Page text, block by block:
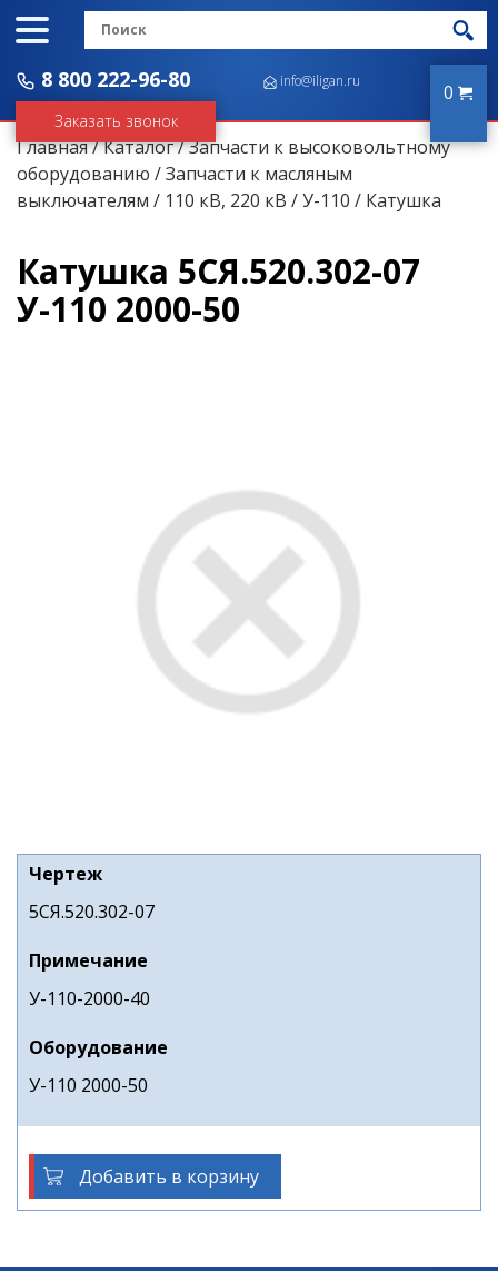
8 800 222-96-80
Заказать звонок
info@iligan.ru 0
Главная/Каталог/Запчасти к высоковольтному
оборудованию /Запчасти к масляным
выключателям / 110 кВ, 220 кВ /У-110 / Катушка
Катушка 5СЯ.520.302-07
У-110 2000-50
Чертеж
5СЯ.520.302-07
Примечание
У-110-2000-40
Оборудование
У-110 2000-50
Добавить в корзину